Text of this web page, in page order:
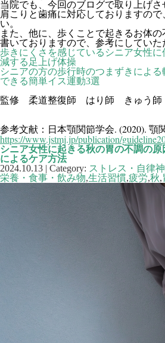
当院でも、今回のブログで取り上げ
肩こりと歯痛に対応しておりますの
い。
また、他に、歩くことで起きるお体
書いておりますので、参考にしていた
歩きにくさを感じているシニア女性
減する足上げ体操
シニアの方の歩行時のつまずきによ
できる簡単イス運動3選
監修 柔道整復師 はり師 きゅう
参考文献：日本顎関節学会. (2020). 顎
https://www.jstmj.jp/publication/
シニア女性に起きる秋の胃の不調の
によるケア方法
2024.10.13 | Category: ストレス・自律
栄養・食事・飲み物,生活習慣,疲労,秋,